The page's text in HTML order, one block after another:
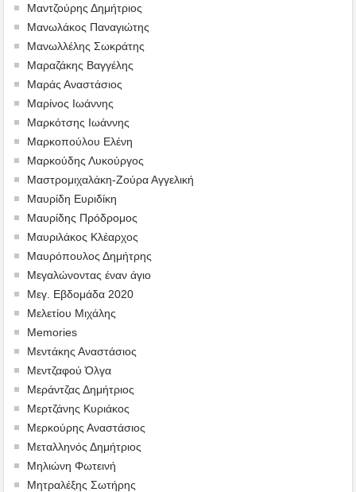
Μαντζούρης Δημήτριος
Μανωλάκος Παναγιώτης
Μανωλλέλης Σωκράτης
Μαραζάκης Βαγγέλης
Μαράς Αναστάσιος
Μαρίνος Ιωάννης
Μαρκότσης Ιωάννης
Μαρκοπούλου Ελένη
Μαρκούδης Λυκούργος
Μαστρομιχαλάκη-Ζούρα Αγγελική
Μαυρίδη Ευριδίκη
Μαυρίδης Πρόδρομος
Μαυριλάκος Κλέαρχος
Μαυρόπουλος Δημήτρης
Μεγαλώνοντας έναν άγιο
Μεγ. Εβδομάδα 2020
Μελετίου Μιχάλης
Memories
Μεντάκης Αναστάσιος
Μεντζαφού Όλγα
Μεράντζας Δημήτριος
Μερτζάνης Κυριάκος
Μερκούρης Αναστάσιος
Μεταλληνός Δημήτριος
Mηλιώνη Φωτεινή
Μητραλέξης Σωτήρης